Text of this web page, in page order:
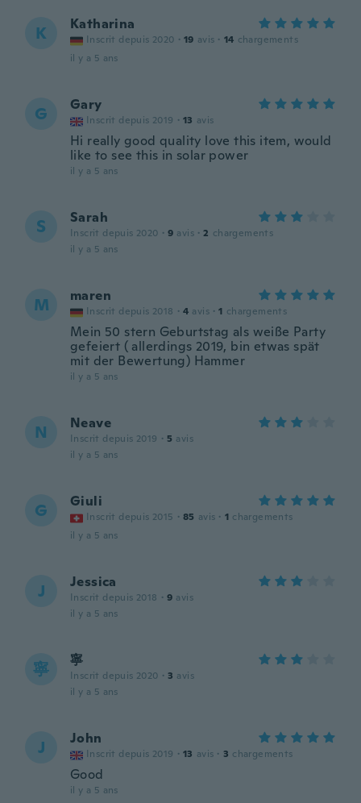
K Katharina
Inscrit depuis 2020 · 19 avis · 14 chargements
il y a 5 ans
G Gary
Inscrit depuis 2019 · 13 avis
Hi really good quality love this item, would
like to see this in solar power
il y a 5 ans
S Sarah
Inscrit depuis 2020 · 9 avis · 2 chargements
il y a 5 ans
M maren
Inscrit depuis 2018 · 4 avis · 1 chargements
Mein 50 stern Geburtstag als weiße Party
gefeiert ( allerdings 2019, bin etwas spät
mit der Bewertung) Hammer
il y a 5 ans
N Neave
Inscrit depuis 2019 · 5 avis
il y a 5 ans
G Giuli
Inscrit depuis 2015 · 85 avis · 1 chargements
il y a 5 ans
J Jessica
Inscrit depuis 2018 · 9 avis
il y a 5 ans
寧 寧
Inscrit depuis 2020 · 3 avis
il y a 5 ans
J John
Inscrit depuis 2019 · 13 avis · 3 chargements
Good
il y a 5 ans